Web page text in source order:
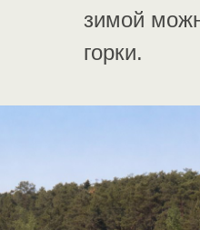
зимой
горки.